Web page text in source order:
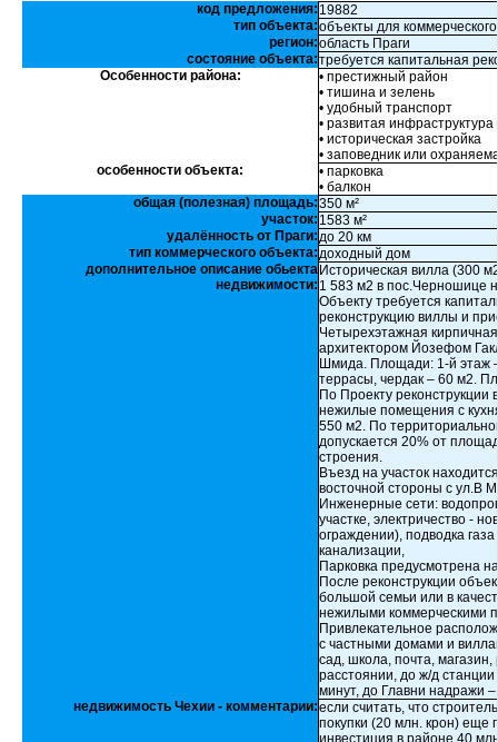
код предложения: 19882
тип объекта:объекты для
регион:область Праги
состояние объекта:требуется капитальная
Особенности района:
• престижный район
• тишина и зелень
• удобный транспорт
• развитая инфраструктура
• историческая застройка
• заповедник или
особенности объекта:
• парковка
• балкон
общая (полезная) площадь:350 м²
участок: 1583 м²
удалённость от Праги:до 20 км
тип коммерческого объекта:доходный дом
дополнительное описание обьекта
недвижимости:
Историческая вилла (300
1 583 м2 в пос.Черношице
Объекту требуется
реконструкцию виллы и
Четырехэтажная
архитектором Йозефом
Шмида. Площади: 1-й этаж
террасы, чердак – 60 м2.
По Проекту
нежилые помещения с
550 м2. По
допускается 20% от
строения.
Въезд на участок
восточной стороны с ул.В
Инженерные сети:
участке, электричество -
ограждении), подводка
канализации,
Парковка предусмотрена
После реконструкции
большой семьи или в
нежилыми коммерческими
Привлекательное
с частными домами и
сад, школа, почта,
расстоянии, до ж/д
минут, до Главни надражи
недвижимость Чехии - комментарии:если считать, что
покупки (20 млн. крон) еще
инвестиция в районе 40